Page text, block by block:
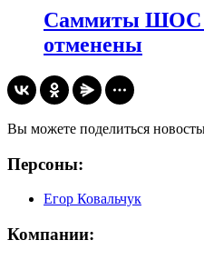
Саммиты ШОС
отменены
Вы можете поделиться
Персоны:
Егор Ковальчук
Компании: